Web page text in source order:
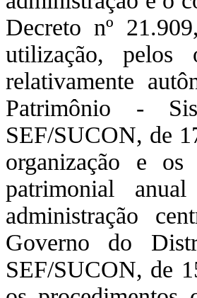
Decreto nº
utilização, pelos
relativamente
Patrimônio -
SEF/SUCON, de
organização e
patrimonial
administração
Governo do
SEF/SUCON, de